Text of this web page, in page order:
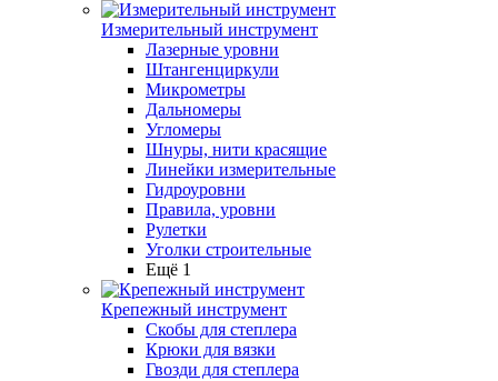
Измерительный инструмент
Лазерные уровни
Штангенциркули
Микрометры
Дальномеры
Угломеры
Шнуры, нити красящие
Линейки измерительные
Гидроуровни
Правила, уровни
Рулетки
Уголки строительные
Ещё 1
Крепежный инструмент
Скобы для степлера
Крюки для вязки
Гвозди для степлера